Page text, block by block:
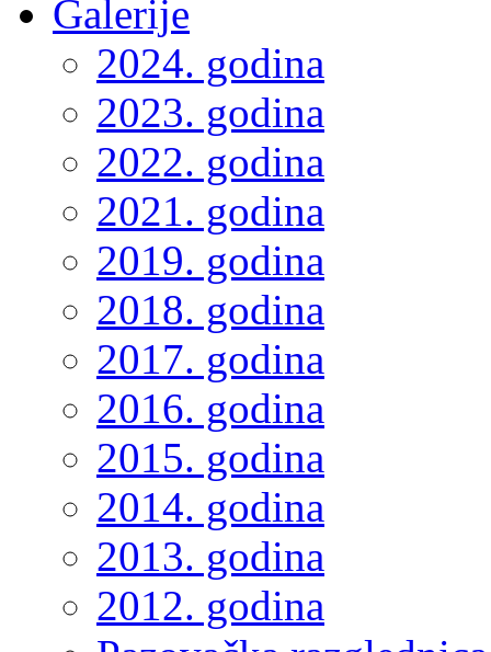
Galerije
2024. godina
2023. godina
2022. godina
2021. godina
2019. godina
2018. godina
2017. godina
2016. godina
2015. godina
2014. godina
2013. godina
2012. godina